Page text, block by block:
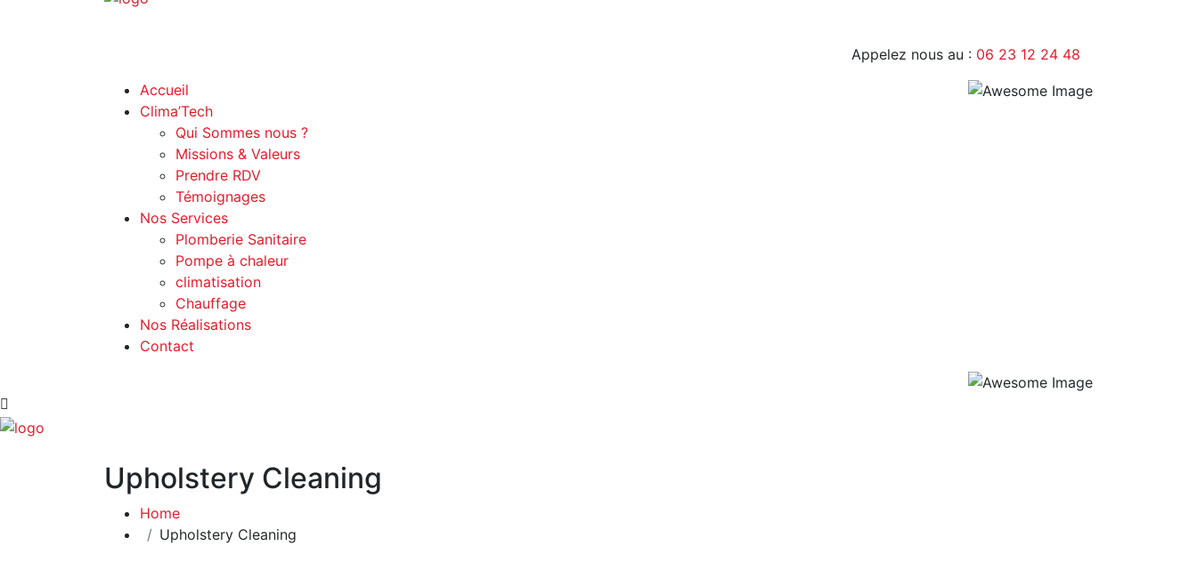
Appelez nous au : 06 23 12 24 48
Accueil
Clima’Tech
Qui Sommes nous ?
Missions & Valeurs
Prendre RDV
Témoignages
Nos Services
Plomberie Sanitaire
Pompe à chaleur
climatisation
Chauffage
Nos Réalisations
Contact
Upholstery Cleaning
Home
Upholstery Cleaning